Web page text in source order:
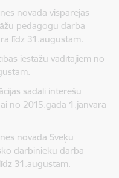
novada vispārējās
pedagogu darba
līdz 31.augustam.
iestāžu vadītājiem no
sadali interešu
no 2015.gada 1.janvāra
novada Sveķu
darbinieku darba
31.augustam.